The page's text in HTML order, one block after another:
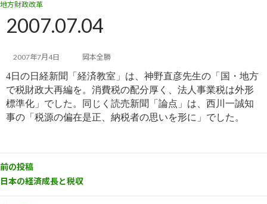
コ
テ
ス
キ
ッ
プ
ナ
ゲ
ン
に
移
動
地方財政改革
2007.07.04
2007年7月4日 岡本全勝
4日の日経新聞「経済教室」は、神野直彦先生の「国・地方
で税財政大再編を。消費税の配分厚く、法人事業税は外形
標準化」でした。同じく読売新聞「論点」は、西川一誠知
事の「税源の偏在是正、納税者の思いを形に」でした。
前の投稿
日本の経済成長と税収